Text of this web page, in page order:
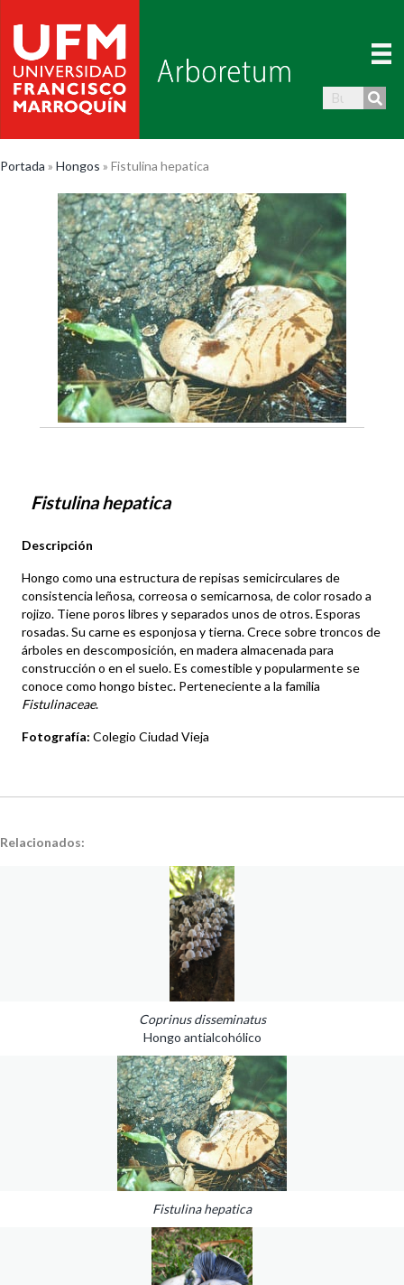
Portada » Hongos » Fistulina hepatica
Fistulina hepatica
Descripción
Hongo como una estructura de repisas semicirculares de
consistencia leñosa, correosa o semicarnosa, de color rosado a
rojizo. Tiene poros libres y separados unos de otros. Esporas
rosadas. Su carne es esponjosa y tierna. Crece sobre troncos de
árboles en descomposición, en madera almacenada para
construcción o en el suelo. Es comestible y popularmente se
conoce como hongo bistec. Perteneciente a la familia
Fistulinaceae.
Fotografía: Colegio Ciudad Vieja
Relacionados:
Coprinus disseminatus
Hongo antialcohólico
Fistulina hepatica